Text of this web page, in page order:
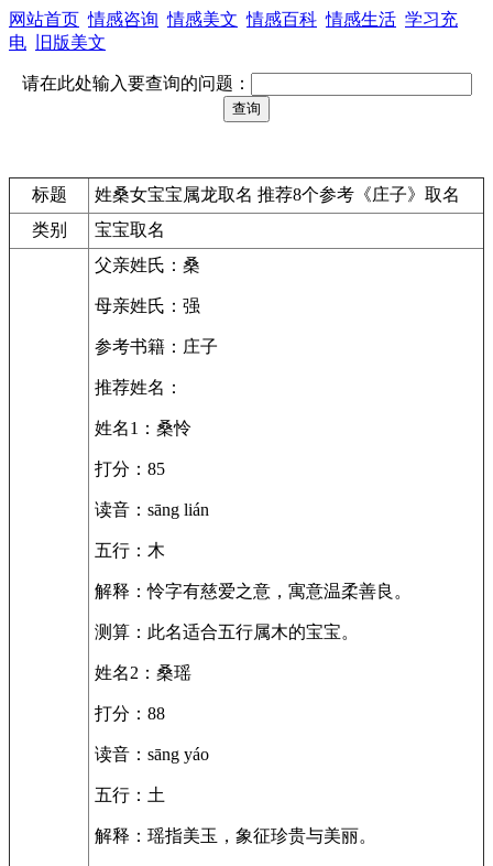
网站首页 情感咨询 情感美文 情感百科 情感生活 学习充
电
旧版美文
请在此处输入要查询的问题：
标题
姓桑女宝宝属龙取名 推荐8个参考《庄子》取名
类别
宝宝取名
父亲姓氏：桑
母亲姓氏：强
参考书籍：庄子
推荐姓名：
姓名1：桑怜
打分：85
读音：sāng lián
五行：木
解释：怜字有慈爱之意，寓意温柔善良。
测算：此名适合五行属木的宝宝。
姓名2：桑瑶
打分：88
读音：sāng yáo
五行：土
解释：瑶指美玉，象征珍贵与美丽。